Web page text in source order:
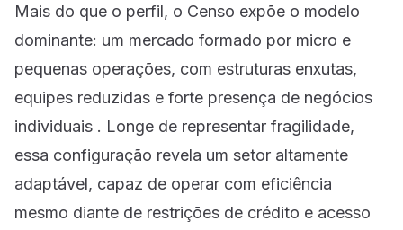
Mais do que o perfil, o Censo expõe o modelo
dominante: um mercado formado por micro e
pequenas operações, com estruturas enxutas,
equipes reduzidas e forte presença de negócios
individuais . Longe de representar fragilidade,
essa configuração revela um setor altamente
adaptável, capaz de operar com eficiência
mesmo diante de restrições de crédito e acesso